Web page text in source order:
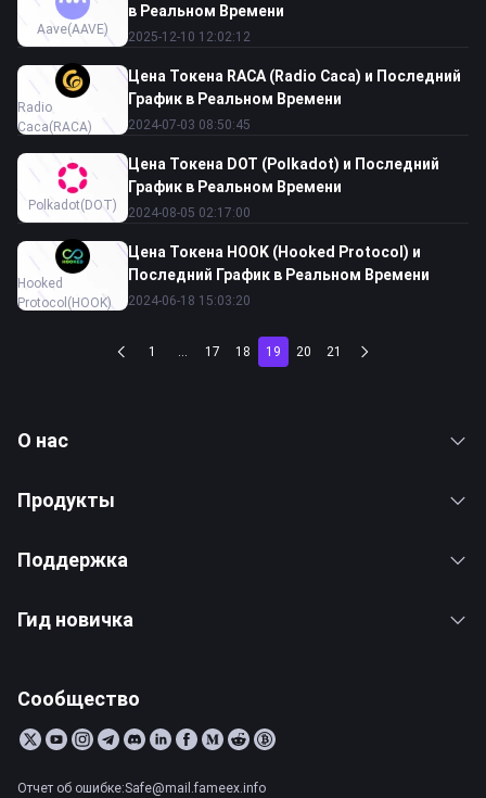
Aave(AAVE)
в Реальном Времени
2025-12-10 12:02:12
Radio
Caca(RACA)
Цена Токена RACA (Radio Caca) и Последний
График в Реальном Времени
2024-07-03 08:50:45
Polkadot(DOT)
Цена Токена DOT (Polkadot) и Последний
График в Реальном Времени
2024-08-05 02:17:00
Hooked
Protocol (HOOK)
Цена Токена HOOK (Hooked Protocol) и
Последний График в Реальном Времени
2024-06-18 15:03:20
1 ... 17 18 19 20 21
О нас
Продукты
Поддержка
Гид новичка
Сообщество
Отчет об ошибке:Safe@mail.fameex.info